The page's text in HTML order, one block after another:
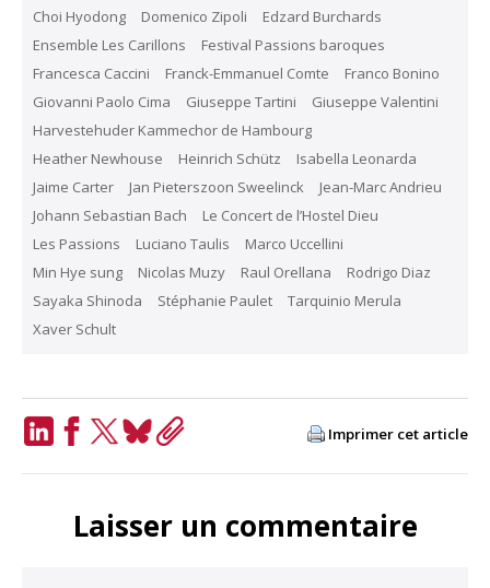
Choi Hyodong
Domenico Zipoli
Edzard Burchards
Ensemble Les Carillons
Festival Passions baroques
Francesca Caccini
Franck-Emmanuel Comte
Franco Bonino
Giovanni Paolo Cima
Giuseppe Tartini
Giuseppe Valentini
Harvestehuder Kammechor de Hambourg
Heather Newhouse
Heinrich Schütz
Isabella Leonarda
Jaime Carter
Jan Pieterszoon Sweelinck
Jean-Marc Andrieu
Johann Sebastian Bach
Le Concert de l’Hostel Dieu
Les Passions
Luciano Taulis
Marco Uccellini
Min Hye sung
Nicolas Muzy Raul Orellana
Rodrigo Diaz
Sayaka Shinoda
Stéphanie Paulet
Tarquinio Merula
Xaver Schult
Imprimer cet article
Laisser un commentaire